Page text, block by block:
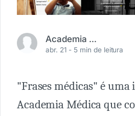
Academia Médica
abr. 21 - 5 min de leitura
"Frases médicas" é
Academia Médica que